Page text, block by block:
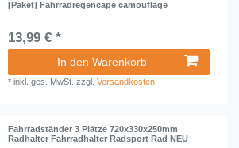
[Paket] Fahrradregencape camouflage
13,99 € *
In den Warenkorb
*inkl. ges. MwSt. zzgl.Versandkosten
Fahrradständer 3 Plätze 720x330x250mm
Radhalter Fahrradhalter Radsport Rad NEU